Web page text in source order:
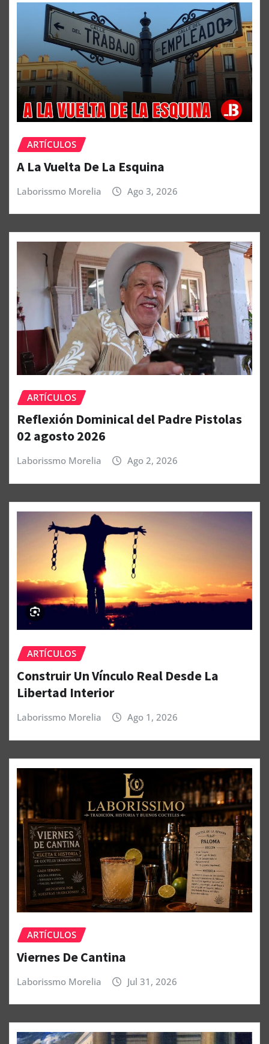
ARTÍCULOS
A La Vuelta De La Esquina
Laborissmo Morelia Ago 3, 2026
ARTÍCULOS
Reflexión Dominical del Padre Pistolas
02 agosto 2026
Laborissmo Morelia Ago 2, 2026
ARTÍCULOS
Construir Un Vínculo Real Desde La
Libertad Interior
Laborissmo Morelia Ago 1, 2026
ARTÍCULOS
Viernes De Cantina
Laborissmo Morelia Jul 31, 2026